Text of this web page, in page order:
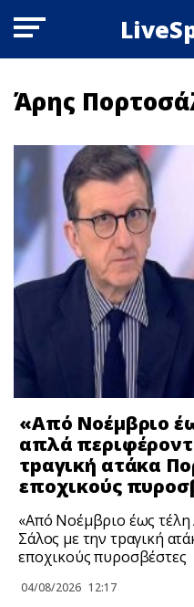
Άρης
«Από Νοέμβριο
απλά
τpαγική ατάκα
εποχικούς
«Από Νοέμβριο έως τέλη
Σάλος με την τpαγική
εποχικούς πυροσβέστες
04/08/2026 12:17